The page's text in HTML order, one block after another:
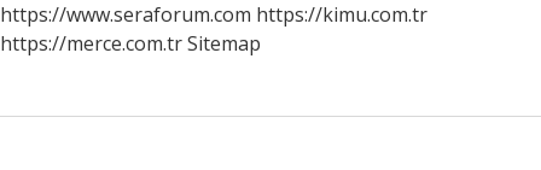
Mi
https://www.seraforum.com https://kimu.com.tr
https://merce.com.trSitemap